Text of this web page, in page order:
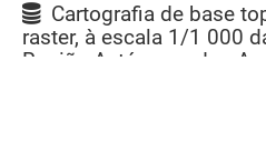
Cartografia de base
raster, à escala 1/1 000
Região Autónoma dos